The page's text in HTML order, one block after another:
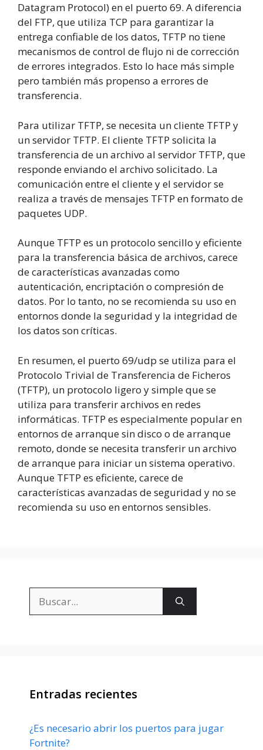
Datagram Protocol) en el puerto 69. A diferencia
del FTP, que utiliza TCP para garantizar la
entrega confiable de los datos, TFTP no tiene
mecanismos de control de flujo ni de corrección
de errores integrados. Esto lo hace más simple
pero también más propenso a errores de
transferencia.
Para utilizar TFTP, se necesita un cliente TFTP y
un servidor TFTP. El cliente TFTP solicita la
transferencia de un archivo al servidor TFTP, que
responde enviando el archivo solicitado. La
comunicación entre el cliente y el servidor se
realiza a través de mensajes TFTP en formato de
paquetes UDP.
Aunque TFTP es un protocolo sencillo y eficiente
para la transferencia básica de archivos, carece
de características avanzadas como
autenticación, encriptación o compresión de
datos. Por lo tanto, no se recomienda su uso en
entornos donde la seguridad y la integridad de
los datos son críticas.
En resumen, el puerto 69/udp se utiliza para el
Protocolo Trivial de Transferencia de Ficheros
(TFTP), un protocolo ligero y simple que se
utiliza para transferir archivos en redes
informáticas. TFTP es especialmente popular en
entornos de arranque sin disco o de arranque
remoto, donde se necesita transferir un archivo
de arranque para iniciar un sistema operativo.
Aunque TFTP es eficiente, carece de
características avanzadas de seguridad y no se
recomienda su uso en entornos sensibles.
Entradas recientes
¿Es necesario abrir los puertos para jugar
Fortnite?